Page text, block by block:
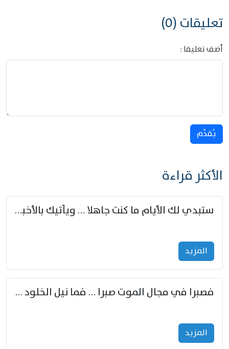
تعليقات (0)
أضف تعليقا :
يُقدِّم
الأكثر قراءة
ستبدي لك الأيام ما كنت جاهلا … ويأتيك بالأخبار من لم تزوّد
المزید
فصبرا في مجال الموت صبرا … فما نيل الخلود بمستطاع
المزید